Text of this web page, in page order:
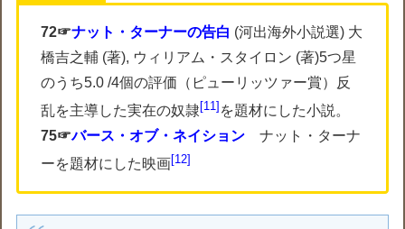
72☞ナット・ターナーの告白 (河出海外小説選) 大
橋吉之輔 (著), ウィリアム・スタイロン (著)5つ星
のうち5.0 /4個の評価（ピューリッツァー賞）反
乱を主導した実在の奴隷 11 を題材にした小説。
75☞バース・オブ・ネイション ナット・ターナ
ーを題材にした映画 12